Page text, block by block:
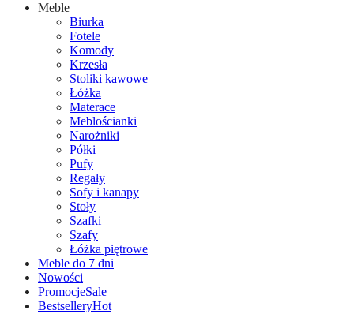
Meble
Biurka
Fotele
Komody
Krzesła
Stoliki kawowe
Łóżka
Materace
Meblościanki
Narożniki
Półki
Pufy
Regały
Sofy i kanapy
Stoły
Szafki
Szafy
Łóżka piętrowe
Meble do 7 dni
Nowości
PromocjeSale
BestselleryHot